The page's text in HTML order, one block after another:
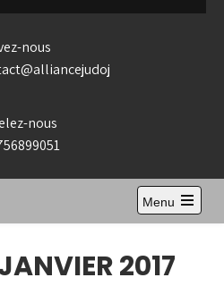
Jiu-jitsu
nous
nous
Menu
Open
menu
2017